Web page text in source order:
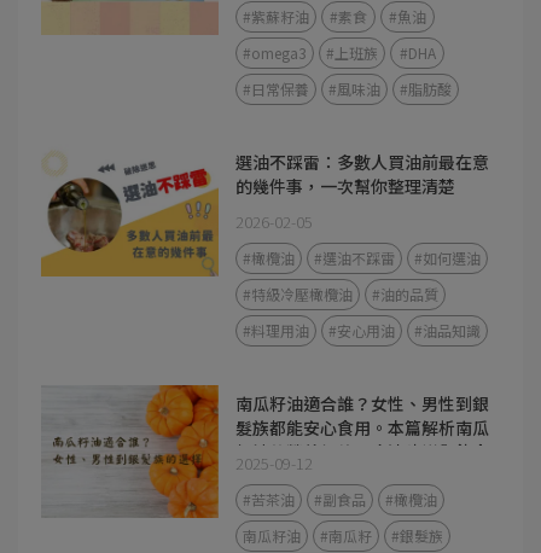
#紫蘇籽油 #素食
#魚油
#omega3
#上班族
#DHA
#日常保養
#風味油 #脂肪酸
選油不踩雷：多數人買油前最在意
的幾件事，一次幫你整理清楚
2026-02-05
#橄欖油 #選油不踩雷
#如何選油
#特級冷壓橄欖油
#油的品質
#料理用油
#安心用油 #油品知識
南瓜籽油適合誰？女性、男性到銀
髮族都能安心食用。本篇解析南瓜
籽油的營養價值、吃法建議與飲食
應用，幫助你找到最適合的好油選
擇。
2025-09-12
#苦茶油 #副食品
#橄欖油
南瓜籽油
#南瓜籽
#銀髮族